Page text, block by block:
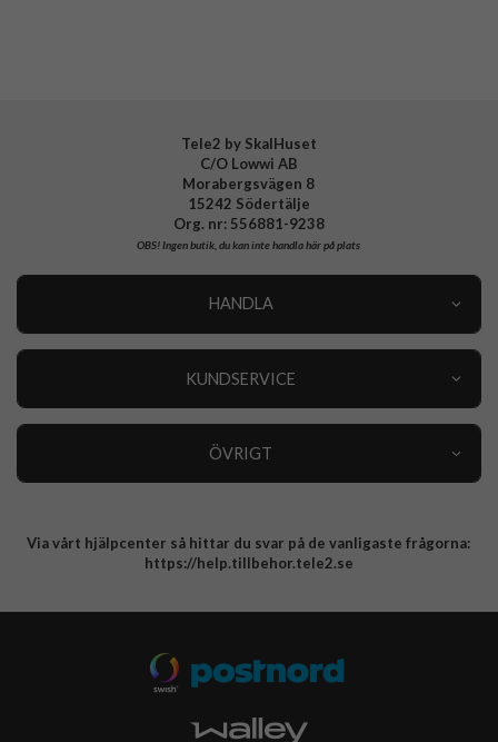
Tele2 by SkalHuset
C/O Lowwi AB
Morabergsvägen 8
15242 Södertälje
Org. nr: 556881-9238
OBS!Ingen butik, du kan inte handla här på plats
HANDLA
KUNDSERVICE
ÖVRIGT
Integritetspolicy
Via vårt hjälpcenter så hittar du svar på de vanligaste frågorna:
https://help.tillbehor.tele2.se